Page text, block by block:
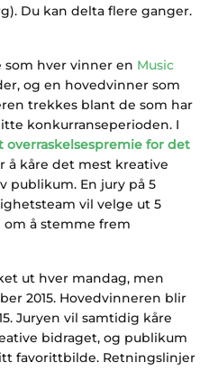
Du kan delta flere ganger.
som hver vinner en Music
og en hovedvinner som
trekkes blant de som har
konkurranseperioden. I
overraskelsespremie for det
å kåre det mest kreative
publikum. En jury på 5
vil velge ut 5
å stemme frem
ut hver mandag, men
2015. Hovedvinneren blir
Juryen vil samtidig kåre
bidraget, og publikum
favorittbilde. Retningslinjer